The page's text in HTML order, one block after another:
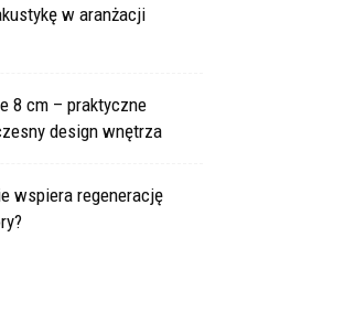
w aranżacji
8 cm – praktyczne
design wnętrza
wspiera regenerację